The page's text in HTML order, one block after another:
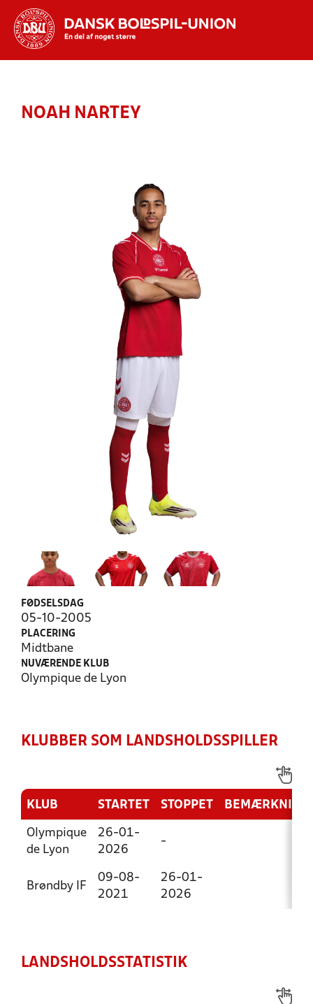
NOAH NARTEY
FØDSELSDAG
05-10-2005
PLACERING
Midtbane
NUVÆRENDE KLUB
Olympique de Lyon
KLUBBER SOM LANDSHOLDSSPILLER
KLUB STARTET STOPPET BEMÆRKNING
Olympique
de Lyon
26-01-
2026
-
Brøndby IF
09-08-
2021
26-01-
2026
LANDSHOLDSSTATISTIK